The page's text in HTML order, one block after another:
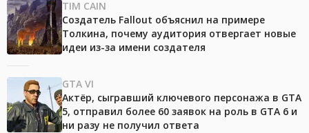
TIM CAIN
Создатель Fallout объяснил на примере
Толкина, почему аудитория отвергает новые
идеи из-за имени создателя
GTA VI
Актёр, сыгравший ключевого персонажа в GTA
5, отправил более 60 заявок на роль в GTA 6 и
ни разу не получил ответа